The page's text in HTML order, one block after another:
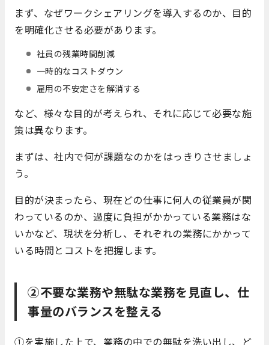
まず、なぜワークシェアリングを導入するのか、目的
を明確化させる必要があります。
社員の残業時間削減
一時的なコストダウン
雇用の不安定さを解消する
など、様々な目的が考えられ、それに応じて必要な施
策は異なります。
まずは、社内で何が課題なのかをはっきりさせましょ
う。
目的が決まったら、現在どの仕事に何人の従業員が関
わっているのか、過度に負担がかかっている業務はな
いかなど、現状を分析し、それぞれの業務にかかって
いる時間とコストを把握します。
②不要な業務や無駄な業務を見直し、仕
事量のバランスを整える
①を実施した上で、業務の中での無駄を洗い出し、ど